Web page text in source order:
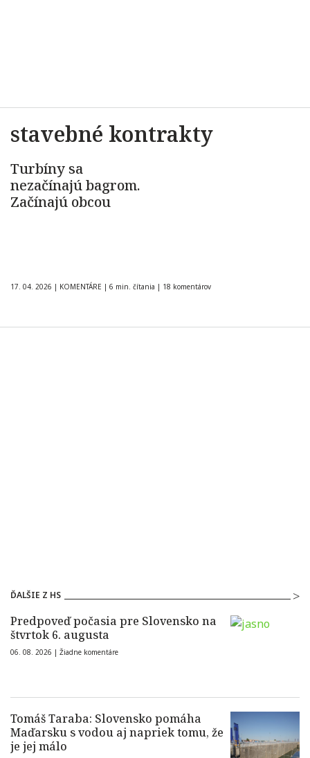
stavebné kontrakty
Turbíny sa
nezačínajú bagrom.
Začínajú obcou
17. 04. 2026 | KOMENTÁRE | 6 min. čítania | 18 komentárov
ĎALŠIE Z HS
Predpoveď počasia pre Slovensko na
štvrtok 6. augusta
06. 08. 2026 | Žiadne komentáre
Tomáš Taraba: Slovensko pomáha
Maďarsku s vodou aj napriek tomu, že
je jej málo